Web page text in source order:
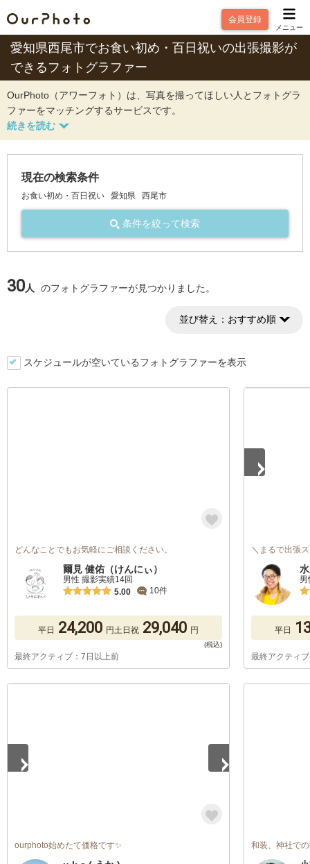
会員登録
メニュー
愛知県西尾市でお食い初め・百日祝いの出張撮影が
できるフォトグラファー
OurPhoto（アワーフォト）は、写真を撮ってほしい人とフォトグラ
ファーをマッチングするサービスです。
現在の検索条件
お食い初め・百日祝い 愛知県 西尾市
条件を絞って検索
30人 のフォトグラファーが見つかりました。
並び替え： おすすめ順
スケジュールが空いているフォトグラファーを表示
どんなことでもお気軽にご相談ください。
爾見 健佑（けんにぃ）
男性 撮影実績14回
5.00
10件
平日 24,200 円土日祝 29,040 円
最終アクティブ：7日以上前
＼まるで出張
平日
最終アクティ
ourphoto始めたて価格です✨ 和装、神社で